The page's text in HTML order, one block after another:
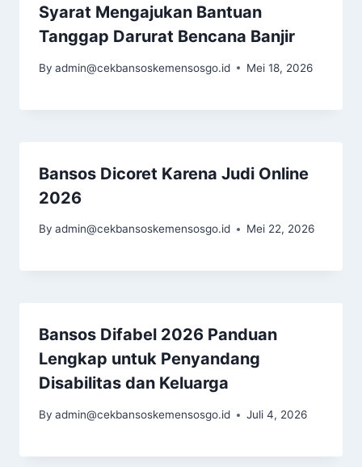
Syarat Mengajukan Bantuan
Tanggap Darurat Bencana Banjir
By admin@cekbansoskemensosgo.id Mei 18, 2026
Bansos Dicoret Karena Judi Online
2026
By admin@cekbansoskemensosgo.id Mei 22, 2026
Bansos Difabel 2026 Panduan
Lengkap untuk Penyandang
Disabilitas dan Keluarga
By admin@cekbansoskemensosgo.id Juli 4, 2026